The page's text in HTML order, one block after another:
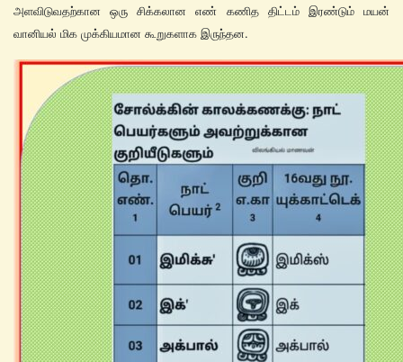
அளவிடுவதற்கான ஒரு சிக்கலான எண் கணித திட்டம் இரண்டும் மயன்
வானியல் மிக முக்கியமான கூறுகளாக இருந்தன.